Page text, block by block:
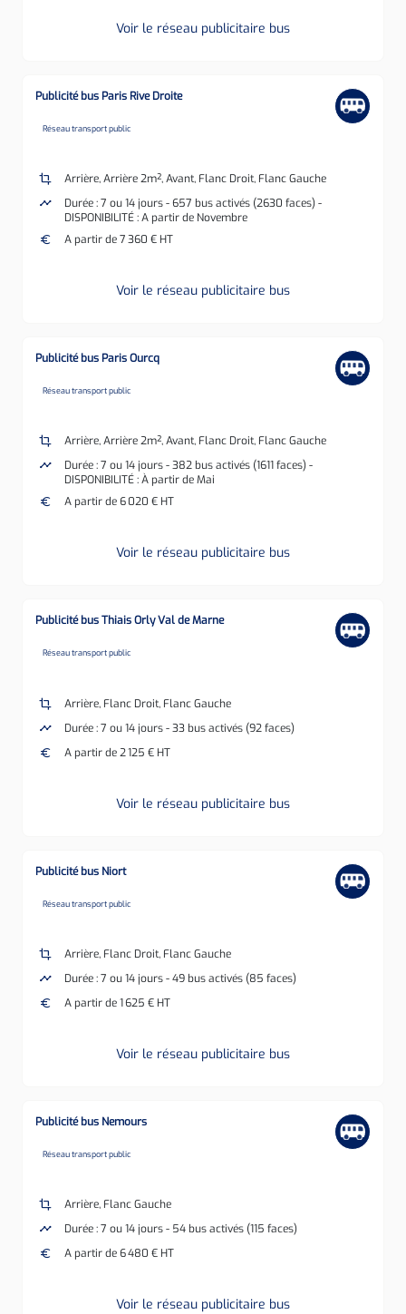
Voir le réseau publicitaire bus
Publicité bus Paris Rive Droite
none
Réseau transport public
crop
Arrière, Arrière 2m², Avant, Flanc Droit, Flanc Gauche
timeline
Durée : 7 ou 14 jours - 657 bus activés (2630 faces) -
DISPONIBILITÉ : A partir de Novembre
euro
A partir de 7 360 € HT
Voir le réseau publicitaire bus
Publicité bus Paris Ourcq
none
Réseau transport public
crop
Arrière, Arrière 2m², Avant, Flanc Droit, Flanc Gauche
timeline
Durée : 7 ou 14 jours - 382 bus activés (1611 faces) -
DISPONIBILITÉ : À partir de Mai
euro
A partir de 6 020 € HT
Voir le réseau publicitaire bus
Publicité bus Thiais Orly Val de Marne
none
Réseau transport public
crop
Arrière, Flanc Droit, Flanc Gauche
timeline
Durée : 7 ou 14 jours - 33 bus activés (92 faces)
euro
A partir de 2 125 € HT
Voir le réseau publicitaire bus
Publicité bus Niort
none
Réseau transport public
crop
Arrière, Flanc Droit, Flanc Gauche
timeline
Durée : 7 ou 14 jours - 49 bus activés (85 faces)
euro
A partir de 1 625 € HT
Voir le réseau publicitaire bus
Publicité bus Nemours
none
Réseau transport public
crop
Arrière, Flanc Gauche
timeline
Durée : 7 ou 14 jours - 54 bus activés (115 faces)
euro
A partir de 6 480 € HT
Voir le réseau publicitaire bus